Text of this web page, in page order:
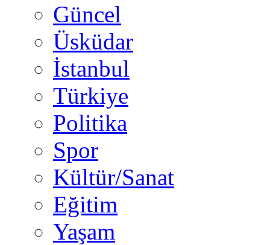
Güncel
Üsküdar
İstanbul
Türkiye
Politika
Spor
Kültür/Sanat
Eğitim
Yaşam